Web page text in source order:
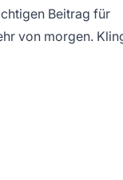
Beitrag für
von morgen.